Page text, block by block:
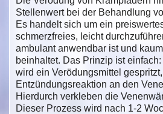
Stellenwert bei der Behandlung
Es handelt sich um ein
schmerzfreies, leicht
ambulant anwendbar ist und
beinhaltet. Das Prinzip ist
wird ein Verödungsmittel
Entzündungsreaktion an den
Hierdurch verkleben die
Dieser Prozess wird nach 1-2